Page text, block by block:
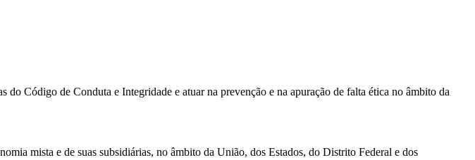
Código de Conduta e Integridade e atuar na prevenção e na apuração de falta ética no âmbito da
mista e de suas subsidiárias, no âmbito da União, dos Estados, do Distrito Federal e dos